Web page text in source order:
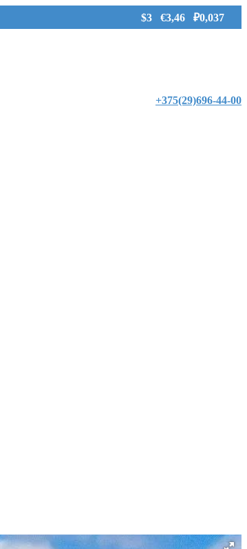
$3 €3,46 ₽0,037
+375(29)696-44-00